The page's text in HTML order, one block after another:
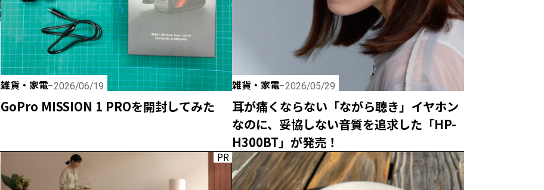
雑貨・家電 2026/06/19
GoPro MISSION 1 PROを開封してみた
雑貨・家電 2026/05/29
耳が痛くならない「ながら聴き」イヤホン
なのに、妥協しない音質を追求した「HP-
H300BT」が発売！
PR